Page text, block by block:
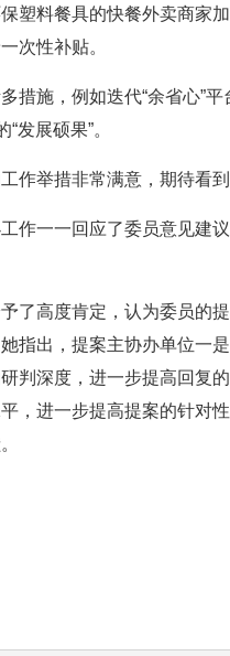
塑料餐具的快餐外卖商家
次性补贴。
措施，例如迭代“余省心”
发展硕果”。
作举措非常满意，期待看
作一一回应了委员意见建
了高度肯定，认为委员的
指出，提案主协办单位一
判深度，进一步提高回复
，进一步提高提案的针对